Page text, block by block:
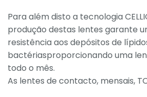
Para além disto a tecnologia
produção destas lentes garante
resistência aos depósitos de
bactériasproporcionando uma
todo o mês.
As lentes de contacto, mensais,